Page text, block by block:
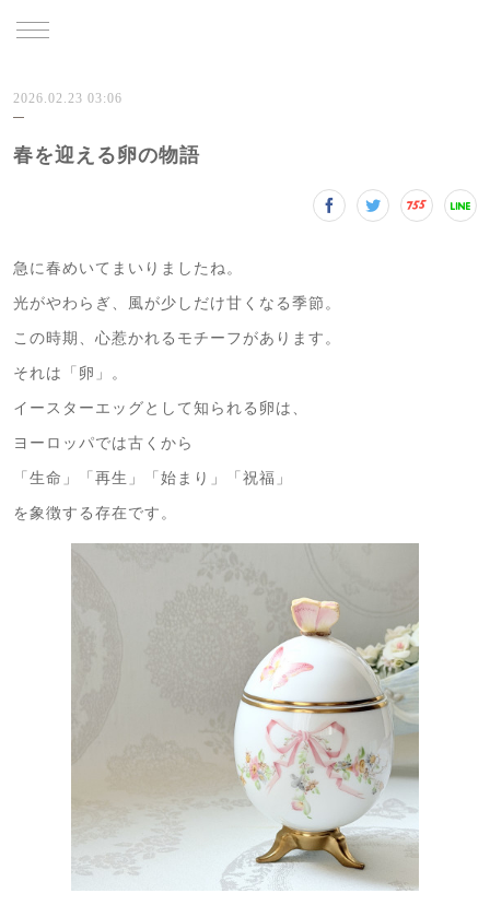
2026.02.23 03:06
春を迎える卵の物語
急に春めいてまいりましたね。
光がやわらぎ、風が少しだけ甘くなる季節。
この時期、心惹かれるモチーフがあります。
それは「卵」。
イースターエッグとして知られる卵は、
ヨーロッパでは古くから
「生命」「再生」「始まり」「祝福」
を象徴する存在です。